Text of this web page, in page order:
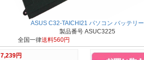
ASUS C32-TAICHI21 パソコン バッテリー
製品番号 ASUC3225
全国一律送料560円
7,239円